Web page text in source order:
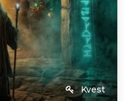
Kvest